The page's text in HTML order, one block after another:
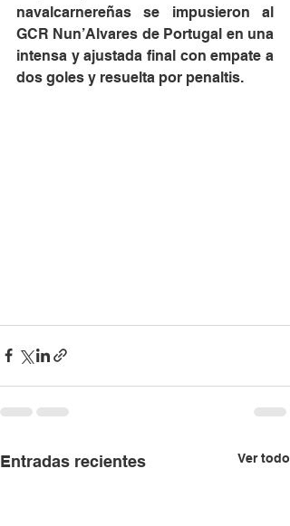
navalcarnereñas se impusieron al
GCR Nun’Alvares de Portugal en una
intensa y ajustada final con empate a
dos goles y resuelta por penaltis.
Entradas recientes Ver todo